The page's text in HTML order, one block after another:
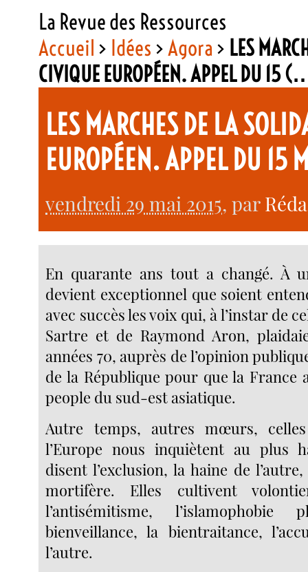
La Revue des Ressources
Accueil > Idées >Agora > LES
CIVIQUE EUROPÉEN. APPEL DU 15
LES MARCHES DE LA
EUROPÉEN. APPEL DU
vendredi 29 mai 2015, par
En quarante ans tout a changé. À
devient exceptionnel que soient
avec succès les voix qui, à l’instar de
Sartre et de Raymond Aron,
années 70, auprès de l’opinion
de la République pour que la France
people du sud-est asiatique.
Autre temps, autres mœurs,
l’Europe nous inquiètent au plus
disent l’exclusion, la haine de
mortifère. Elles cultivent
l’antisémitisme,
bienveillance, la bientraitance,
l’autre.